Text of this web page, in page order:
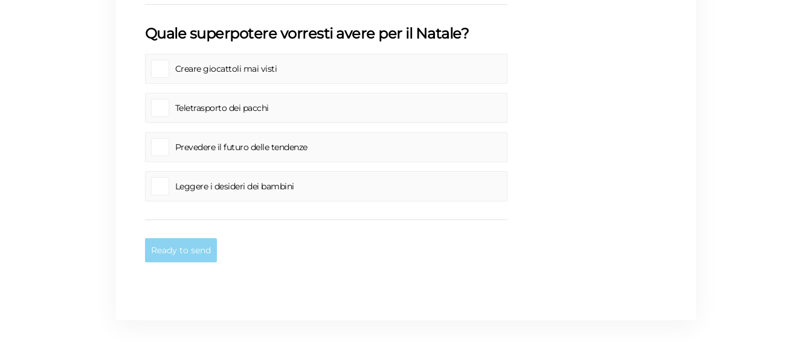
Quale superpotere vorresti avere per il Natale?
Creare giocattoli mai visti
Teletrasporto dei pacchi
Prevedere il futuro delle tendenze
Leggere i desideri dei bambini
Ready to send